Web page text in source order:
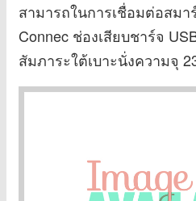
สามารถในการเชื่อมต่อสม
Connec ช่องเสียบชาร์จ
สัมภาระใต้เบาะนั่งความจุ